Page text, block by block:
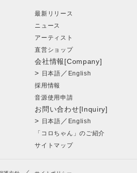
最新リリース
ニュース
アーティスト
直営ショップ
会社情報[Company]
> 日本語 ／ English
採用情報
音源使用申請
お問い合わせ[Inquiry]
> 日本語 ／ English
「コロちゃん」のご紹介
サイトマップ